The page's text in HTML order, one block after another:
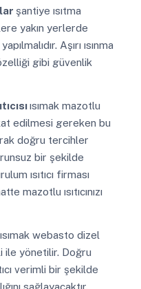
şantiye ısıtma
yakın yerlerde
Aşırı ısınma
gibi güvenlik
ısımak mazotlu
edilmesi gereken bu
doğru tercihler
bir şekilde
ısıtıcı firması
mazotlu ısıtıcınızı
ısımak webasto dizel
ile yönetilir. Doğru
verimli bir şekilde
sağlayacaktır.